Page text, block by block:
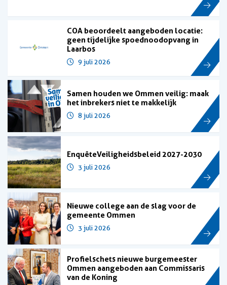
COA beoordeelt aangeboden locatie:
geen tijdelijke spoednoodopvang in
Laarbos
9 juli 2026
Samen houden we Ommen veilig: maak
het inbrekers niet te makkelijk
8 juli 2026
Enquête Veiligheidsbeleid 2027-2030
3 juli 2026
Nieuwe college aan de slag voor de
gemeente Ommen
3 juli 2026
Profielschets nieuwe burgemeester
Ommen aangeboden aan Commissaris
van de Koning